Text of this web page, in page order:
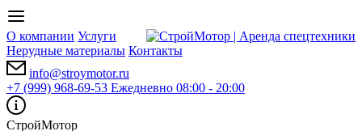
О компании Услуги
Нерудные материалы Контакты
info@stroymotor.ru
+7 (999) 968-69-53 Ежедневно 08:00 - 20:00
СтройМотор